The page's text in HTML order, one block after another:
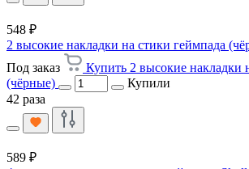
548 ₽
2 высокие накладки на стики геймпада
Под заказ
Купить 2 высокие накладки
(чёрные)
Купили
42 раза
589 ₽